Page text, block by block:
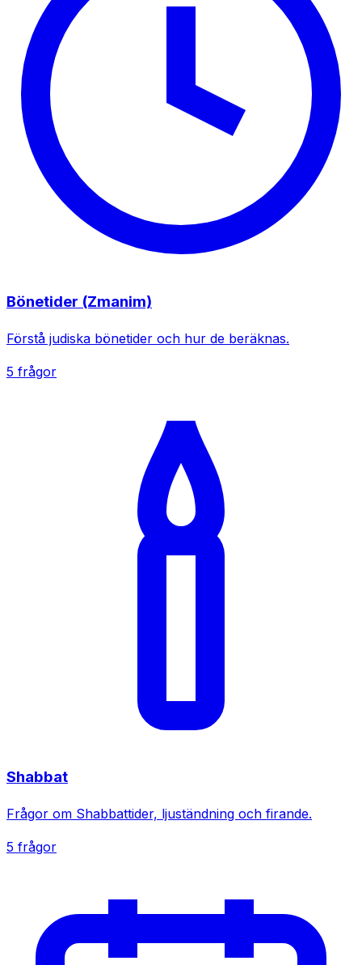
Bönetider (Zmanim)
Förstå judiska bönetider och hur de beräknas.
5 frågor
Shabbat
Frågor om Shabbattider, ljuständning och firande.
5 frågor